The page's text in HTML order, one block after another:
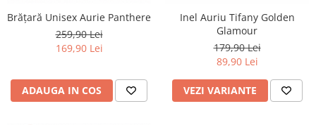
Brățară Unisex Aurie Panthere
259,90 Lei
169,90 Lei
ADAUGA IN COS
Inel Auriu Tifany Golden
Glamour
179,90 Lei
89,90 Lei
VEZI VARIANTE